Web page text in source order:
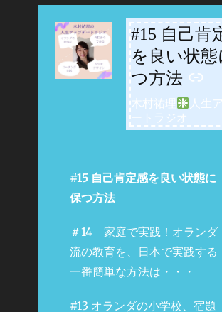
#15 自己肯
を良い状態
つ方法
-
木村祐理
人生
ートラジオ
#15 自己肯定感を良い状態に
保つ方法
＃14 家庭で実践！オランダ
流の教育を、日本で実践する
一番簡単な方法は・・・
#13 オランダの小学校、宿題